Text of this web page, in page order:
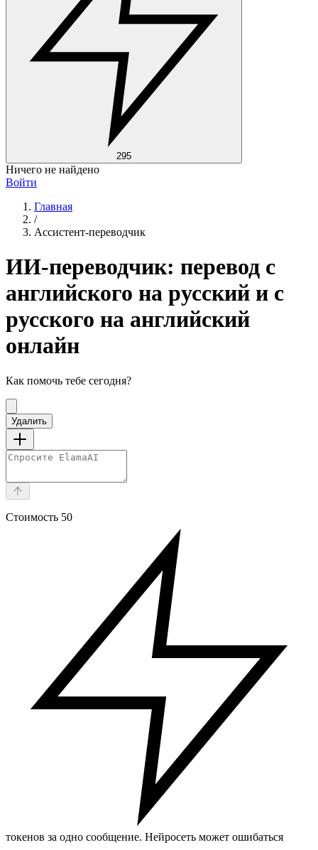
295
Ничего не найдено
Войти
Главная
/
Ассистент-переводчик
ИИ-переводчик: перевод с
английского на русский и с
русского на английский
онлайн
Как помочь тебе сегодня?
Удалить
Стоимость 50
токенов за одно сообщение. Нейросеть может ошибаться